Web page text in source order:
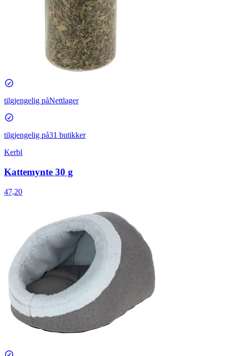
tilgjengelig påNettlager
tilgjengelig på31 butikker
Kerbl
Kattemynte 30 g
47,20